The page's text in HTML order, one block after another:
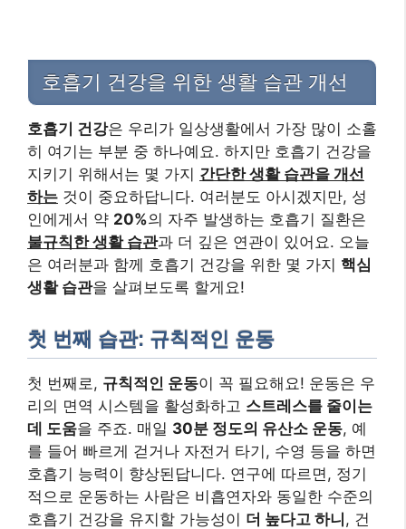
호흡기 건강을 위한 생활 습관 개선
호흡기 건강은 우리가 일상생활에서 가장 많이 소홀
히 여기는 부분 중 하나예요. 하지만 호흡기 건강을
지키기 위해서는 몇 가지 간단한 생활 습관을 개선
하는 것이 중요하답니다. 여러분도 아시겠지만, 성
인에게서 약 20%의 자주 발생하는 호흡기 질환은
불규칙한 생활 습관과 더 깊은 연관이 있어요. 오늘
은 여러분과 함께 호흡기 건강을 위한 몇 가지 핵심
생활 습관을 살펴보도록 할게요!
첫 번째 습관: 규칙적인 운동
첫 번째로, 규칙적인 운동이 꼭 필요해요! 운동은 우
리의 면역 시스템을 활성화하고 스트레스를 줄이는
데 도움을 주죠. 매일 30분 정도의 유산소 운동, 예
를 들어 빠르게 걷거나 자전거 타기, 수영 등을 하면
호흡기 능력이 향상된답니다. 연구에 따르면, 정기
적으로 운동하는 사람은 비흡연자와 동일한 수준의
호흡기 건강을 유지할 가능성이 더 높다고 하니, 건